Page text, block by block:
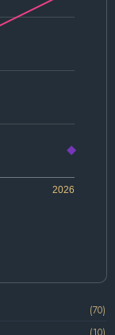
2026
(70)